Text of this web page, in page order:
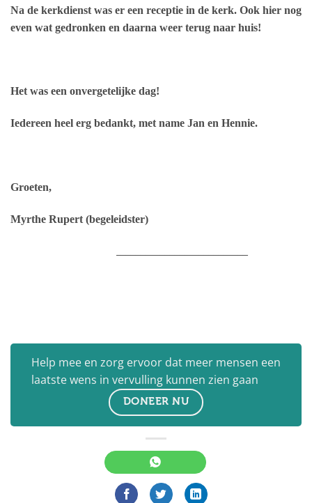
Na de kerkdienst was er een receptie in de kerk. Ook hier nog
even wat gedronken en daarna weer terug naar huis!
Het was een onvergetelijke dag!
Iedereen heel erg bedankt, met name Jan en Hennie.
Groeten,
Myrthe Rupert (begeleidster)
Help mee en zorg ervoor dat meer mensen een
laatste wens in vervulling kunnen zien gaan
DONEER NU